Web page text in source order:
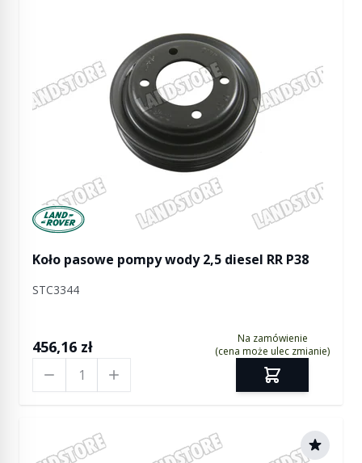
Manufactured by Land rover
Koło pasowe pompy wody 2,5 diesel RR P38
STC3344
456,16 zł
Na zamówienie
(cena może ulec zmianie)